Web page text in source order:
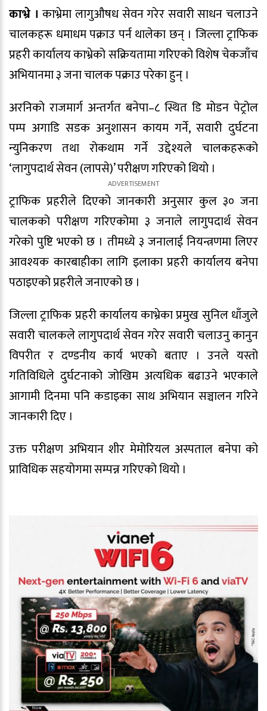
काभ्रे । काभ्रेमा लागुऔषध सेवन गरेर सवारी साधन चलाउने
चालकहरू धमाधम पक्राउ पर्न थालेका छन् । जिल्ला ट्राफिक
प्रहरी कार्यालय काभ्रेको सक्रियतामा गरिएको विशेष चेकजाँच
अभियानमा ३ जना चालक पक्राउ परेका हुन् ।
अरनिको राजमार्ग अन्तर्गत बनेपा–८ स्थित डि मोडन पेट्रोल
पम्प अगाडि सडक अनुशासन कायम गर्ने, सवारी दुर्घटना
न्युनिकरण तथा रोकथाम गर्ने उद्देश्यले चालकहरूको
‘लागुपदार्थ सेवन (लापसे)’ परीक्षण गरिएको थियो ।
ट्राफिक प्रहरीले दिएको जानकारी अनुसार कुल ३० जना
चालकको परीक्षण गरिएकोमा ३ जनाले लागुपदार्थ सेवन
गरेको पुष्टि भएको छ । तीमध्ये ३ जनालाई नियन्त्रणमा लिएर
आवश्यक कारबाहीका लागि इलाका प्रहरी कार्यालय बनेपा
पठाइएको प्रहरीले जनाएको छ ।
जिल्ला ट्राफिक प्रहरी कार्यालय काभ्रेका प्रमुख सुनिल धाँजुले
सवारी चालकले लागुपदार्थ सेवन गरेर सवारी चलाउनु कानुन
विपरीत र दण्डनीय कार्य भएको बताए । उनले यस्तो
गतिविधिले दुर्घटनाको जोखिम अत्यधिक बढाउने भएकाले
आगामी दिनमा पनि कडाइका साथ अभियान सञ्चालन गरिने
जानकारी दिए ।
उक्त परीक्षण अभियान शीर मेमोरियल अस्पताल बनेपा को
प्राविधिक सहयोगमा सम्पन्न गरिएको थियो ।